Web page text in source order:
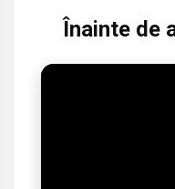
Înainte de